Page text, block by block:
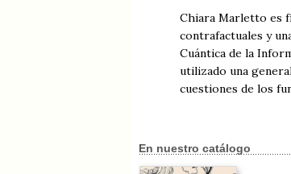
Chiara Marletto es
contrafactuales y
Cuántica de la
utilizado una
cuestiones de los
En nuestro catálogo